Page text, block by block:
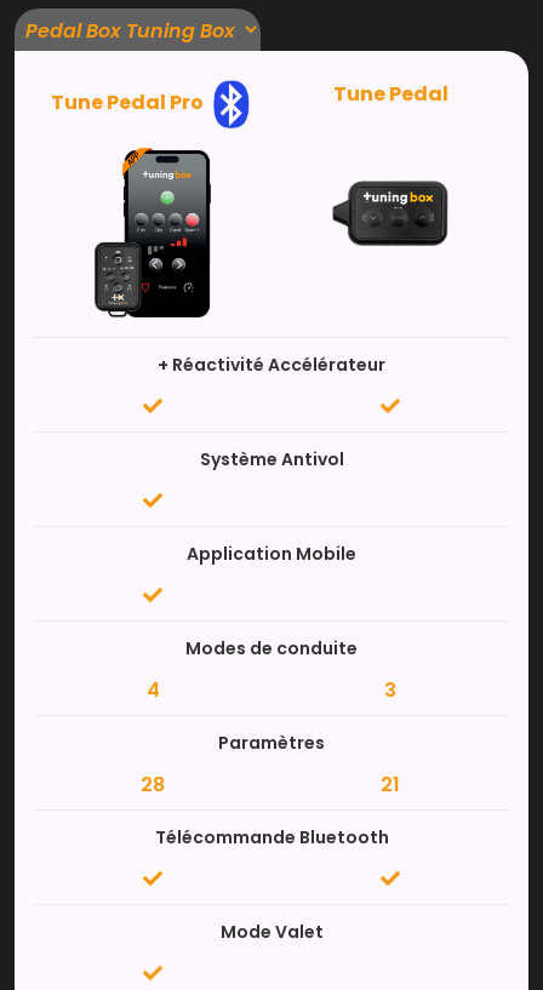
Tune Pedal Pro Tune Pedal
+ Réactivité Accélérateur
Système Antivol
Application Mobile
Modes de conduite
4 3
Paramètres
28 21
Télécommande Bluetooth
Mode Valet